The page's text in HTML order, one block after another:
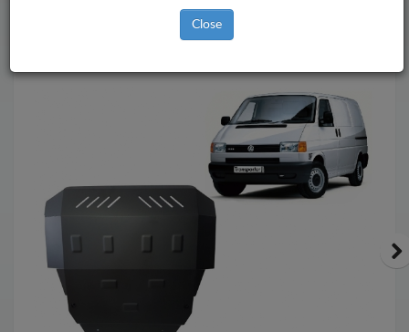
Back to catalog
Close